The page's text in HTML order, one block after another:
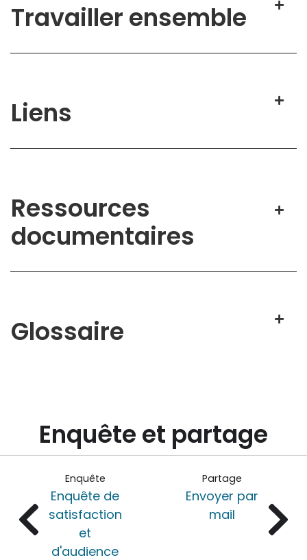
Travailler ensemble
Liens
Ressources
documentaires
Glossaire
Enquête et partage
Enquête
Enquête de
satisfaction
et
d'audience
Partage
Envoyer par
mail